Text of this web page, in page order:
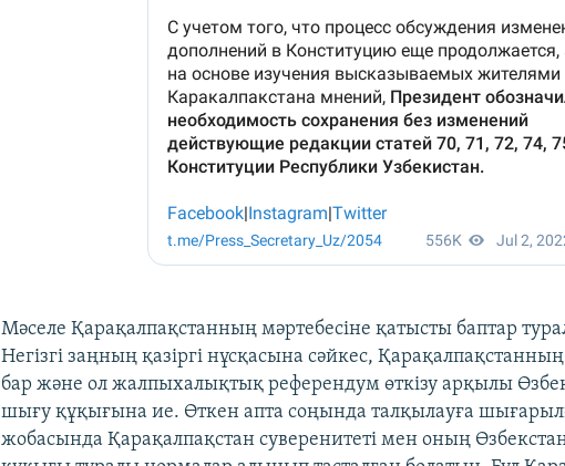
Мәселе Қарақалпақстанның мәртебесіне қатысты баптар
Негізгі заңның қазіргі нұсқасына сәйкес,
бар және ол жалпыхалықтық референдум өткізу арқылы
шығу құқығына ие. Өткен апта соңында талқылауға
жобасында Қарақалпақстан суверенитеті мен оның